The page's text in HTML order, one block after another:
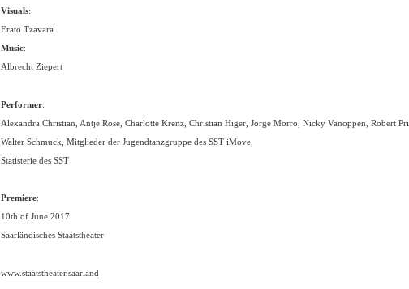
Visuals:
Erato Tzavara
Music:
Albrecht Ziepert
Performer:
Alexandra Christian, Antje Rose, Charlotte Krenz, Christian Higer, Jorge Morro, Nicky Vanoppen, Robert
Walter Schmuck, Mitglieder der Jugendtanzgruppe des SST iMove,
Statisterie des SST
Premiere:
10th of June 2017
Saarländisches Staatstheater
www.staatstheater.saarland